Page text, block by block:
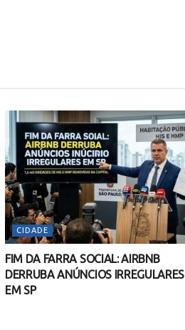
CIDADE
FIM DA FARRA SOCIAL: AIRBNB
DERRUBA ANÚNCIOS IRREGULARES
EM SP